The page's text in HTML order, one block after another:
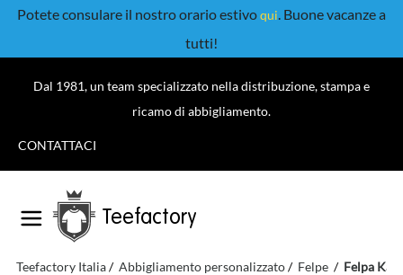
Potete consulare il nostro orario estivoqui. Buone vacanze a
tutti!
Dal 1981, un team specializzato nella distribuzione, stampa e
ricamo di abbigliamento.
CONTATTACI
Teefactory
Teefactory Italia Abbigliamento personalizzato Felpe Felpa